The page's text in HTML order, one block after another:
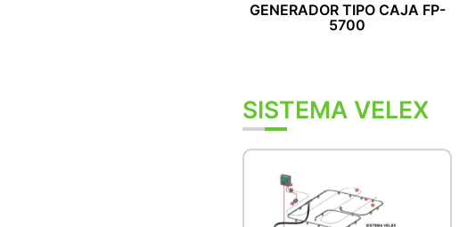
GENERADOR TIPO CAJA FP-
5700
SISTEMA VELEX